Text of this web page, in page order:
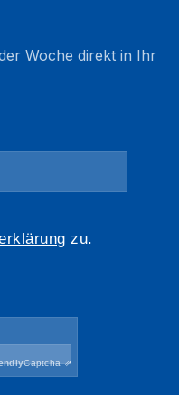
Woche direkt in Ihr